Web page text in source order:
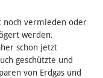
noch vermieden oder
werden.
schon jetzt
geschützte und
von Erdgas und